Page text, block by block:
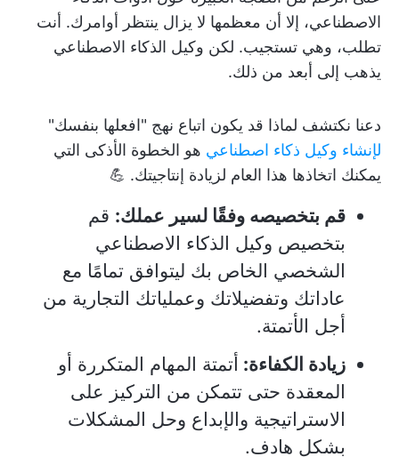
الاصطناعي، إلا أن معظمها لا يزال ينتظر أوامرك. أنت
تطلب، وهي تستجيب. لكن وكيل الذكاء الاصطناعي
يذهب إلى أبعد من ذلك.
دعنا نكتشف لماذا قد يكون اتباع نهج "افعلها بنفسك"
لإنشاء وكيل ذكاء اصطناعي هو الخطوة الأذكى التي
يمكنك اتخاذها هذا العام لزيادة إنتاجيتك. 💪
قم بتخصيصه وفقًا لسير عملك: قم
بتخصيص وكيل الذكاء الاصطناعي
الشخصي الخاص بك ليتوافق تمامًا مع
عاداتك وتفضيلاتك وعملياتك التجارية من
أجل الأتمتة.
زيادة الكفاءة: أتمتة المهام المتكررة أو
المعقدة حتى تتمكن من التركيز على
الاستراتيجية والإبداع وحل المشكلات
بشكل هادف.